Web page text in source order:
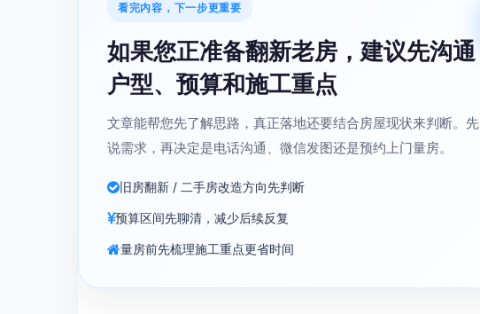
看完内容，下一步更重要
如果您正准备翻新老房，建议先沟通
户型、预算和施工重点
文章能帮您先了解思路，真正落地还要结合房屋现状来判断。先
说需求，再决定是电话沟通、微信发图还是预约上门量房。
旧房翻新 / 二手房改造方向先判断
预算区间先聊清，减少后续反复
量房前先梳理施工重点更省时间